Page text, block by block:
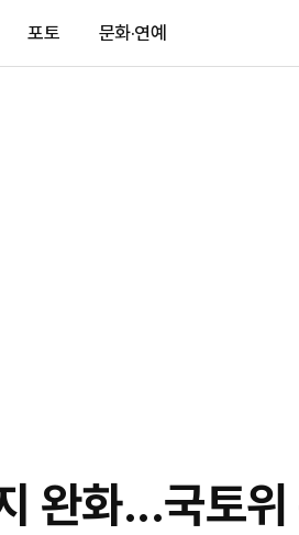
포토 문화·연예
완화...국토위